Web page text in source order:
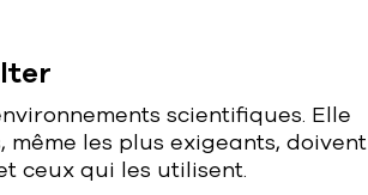
scientifiques. Elle
les plus exigeants, doivent
ceux qui les utilisent.